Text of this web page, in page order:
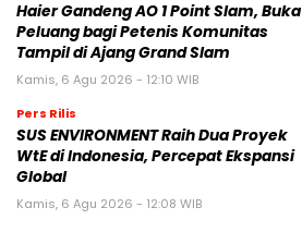
Haier Gandeng AO 1 Point Slam, Buka
Peluang bagi Petenis Komunitas
Tampil di Ajang Grand Slam
Kamis, 6 Agu 2026 - 12:10 WIB
Pers Rilis
SUS ENVIRONMENT Raih Dua Proyek
WtE di Indonesia, Percepat Ekspansi
Global
Kamis, 6 Agu 2026 - 12:08 WIB